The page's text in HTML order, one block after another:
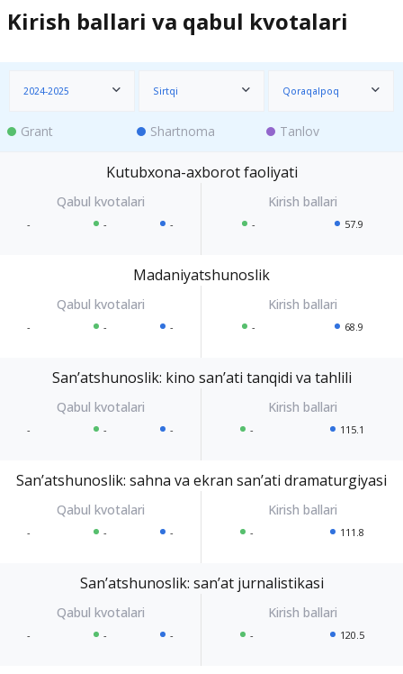
Kirish ballari va qabul kvotalari
2024-2025 Sirtqi Qoraqalpoq
Grant Shartnoma Tanlov
Kutubxona-axborot faoliyati
- - - - 57.9
Madaniyatshunoslik
- - - - 68.9
Sanʼatshunoslik: kino sanʼati tanqidi va tahlili
- - - - 115.1
Sanʼatshunoslik: sahna va ekran sanʼati dramaturgiyasi
- - - - 111.8
Sanʼatshunoslik: sanʼat jurnalistikasi
- - - - 120.5